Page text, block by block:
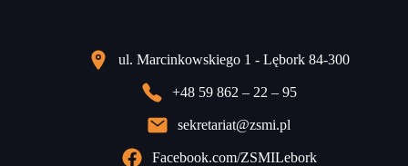
ul. Marcinkowskiego 1 - Lębork 84-300
+48 59 862 – 22 – 95
sekretariat@zsmi.pl
Facebook.com/ZSMILebork